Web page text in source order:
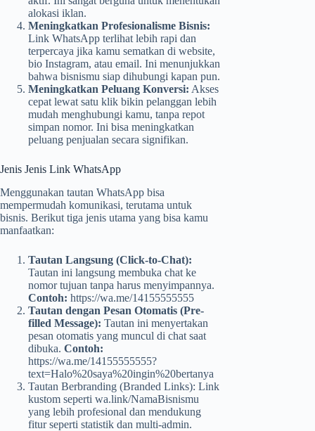
alokasi iklan.
Meningkatkan Profesionalisme Bisnis:
Link WhatsApp terlihat lebih rapi dan
terpercaya jika kamu sematkan di website,
bio Instagram, atau email. Ini menunjukkan
bahwa bisnismu siap dihubungi kapan pun.
Meningkatkan Peluang Konversi: Akses
cepat lewat satu klik bikin pelanggan lebih
mudah menghubungi kamu, tanpa repot
simpan nomor. Ini bisa meningkatkan
peluang penjualan secara signifikan.
Jenis Jenis Link WhatsApp
Menggunakan tautan WhatsApp bisa
mempermudah komunikasi, terutama untuk
bisnis. Berikut tiga jenis utama yang bisa kamu
manfaatkan:
Tautan Langsung (Click-to-Chat):
Tautan ini langsung membuka chat ke
nomor tujuan tanpa harus menyimpannya.
Contoh: https://wa.me/14155555555
Tautan dengan Pesan Otomatis (Pre-
filled Message): Tautan ini menyertakan
pesan otomatis yang muncul di chat saat
dibuka. Contoh:
https://wa.me/14155555555?
text=Halo%20saya%20ingin%20bertanya
Tautan Berbranding (Branded Links): Link
kustom seperti wa.link/NamaBisnismu
yang lebih profesional dan mendukung
fitur seperti statistik dan multi-admin.